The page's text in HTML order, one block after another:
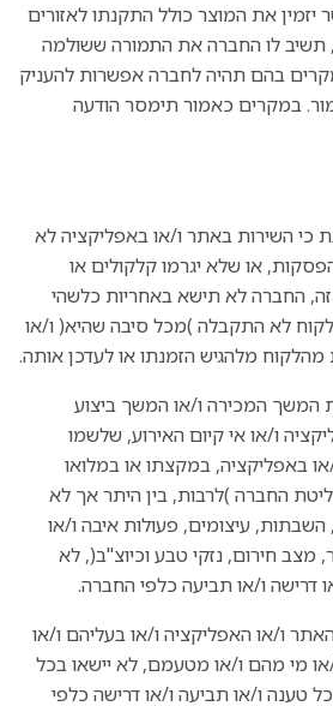
את המוצר כולל התקנתו לאזורים
לו החברה את התמורה ששולמה
בהם תהיה לחברה אפשרות להעניק
במקרים כאמור תימסר הודעה
כי השירות באתר ו/או באפליקציה לא
או שלא יגרמו קלקולים או
החברה לא תישא באחריות כלשהי
לא התקבלה )מכל סיבה שהיא( ו/או
מלהגיש הזמנתו או לעדכן אותה.
המשך המכירה ו/או המשך ביצוע
ו/או אי קיום האירוע, שלשמו
באפליקציה, במקצתו או במלואו
החברה )לרבות, בין היתר אך לא
עיצומים, פעולות איבה ו/או
מצב חירום, נזקי טבע וכיוצ"ב(, לא
דרישה ו/או תביעה כלפי החברה.
ו/או האפליקציה ו/או בעליהם ו/או
או מי מהם ו/או מטעמם, לא יישאו בכל
טענה ו/או תביעה ו/או דרישה כלפי